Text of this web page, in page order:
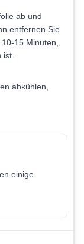
ab und
entfernen Sie
15 Minuten,
abkühlen,
einige